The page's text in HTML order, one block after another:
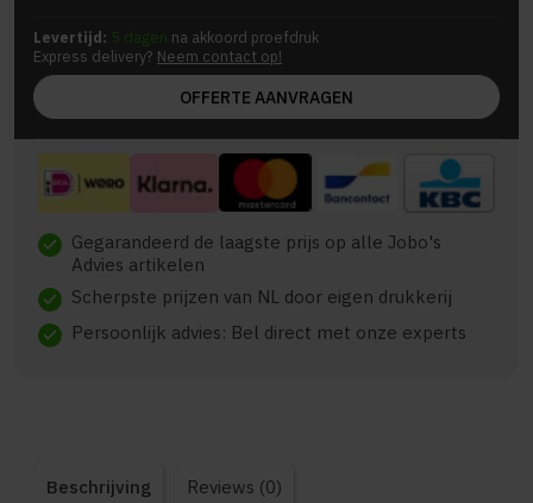
Levertijd: 5 dagen na akkoord proefdruk
Express delivery? Neem contact op!
OFFERTE AANVRAGEN
check Gegarandeerd de laagste prijs op alle Jobo's
Advies artikelen
check Scherpste prijzen van NL door eigen drukkerij
check Persoonlijk advies: Bel direct met onze experts
Beschrijving Reviews (0)